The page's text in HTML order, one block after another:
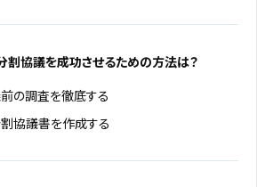
割協議を成功させるための方法は？
の調査を徹底する
協議書を作成する